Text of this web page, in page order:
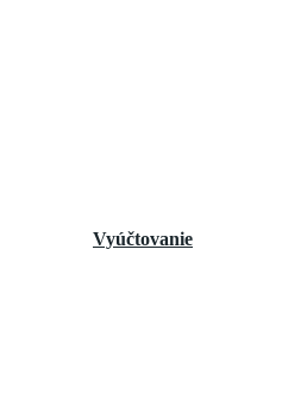
Vyúčtovanie